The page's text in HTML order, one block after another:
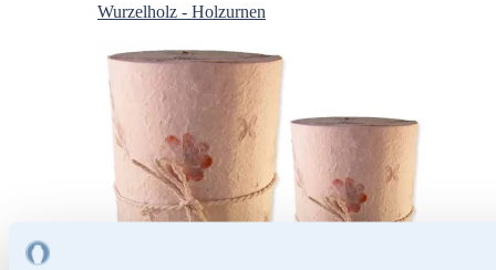
Wurzelholz - Holzurnen